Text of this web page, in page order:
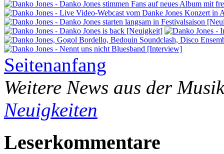
Seitenanfang
Weitere News aus der
Neuigkeiten
Leserkommentare